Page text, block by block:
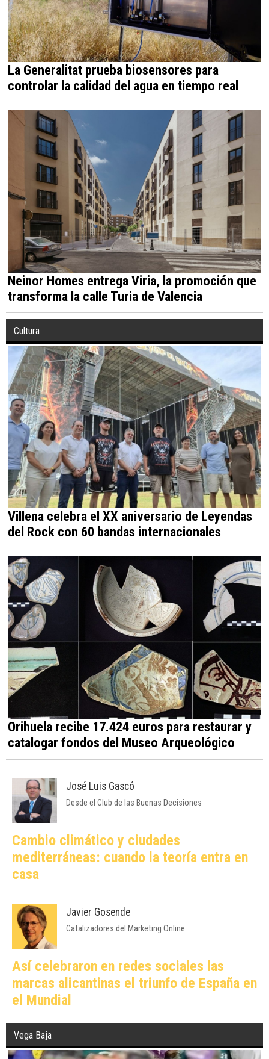
La Generalitat prueba biosensores para
controlar la calidad del agua en tiempo real
Neinor Homes entrega Viria, la promoción que
transforma la calle Turia de Valencia
Cultura
Villena celebra el XX aniversario de Leyendas
del Rock con 60 bandas internacionales
Orihuela recibe 17.424 euros para restaurar y
catalogar fondos del Museo Arqueológico
José Luis Gascó
Desde el Club de las Buenas Decisiones
Cambio climático y ciudades
mediterráneas: cuando la teoría entra en
casa
Javier Gosende
Catalizadores del Marketing Online
Así celebraron en redes sociales las
marcas alicantinas el triunfo de España en
el Mundial
Vega Baja